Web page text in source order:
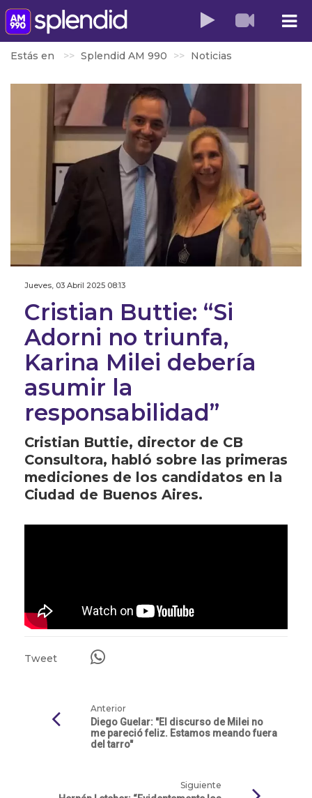
Estás en Splendid AM 990 Noticias
Jueves, 03 Abril 2025 08:13
Cristian Buttie: “Si
Adorni no triunfa,
Karina Milei debería
asumir la
responsabilidad”
Cristian Buttie, director de CB
Consultora, habló sobre las primeras
mediciones de los candidatos en la
Ciudad de Buenos Aires.
Tweet
Anterior
Diego Guelar: "El discurso de Milei no
me pareció feliz. Estamos meando fuera
del tarro"
Siguiente